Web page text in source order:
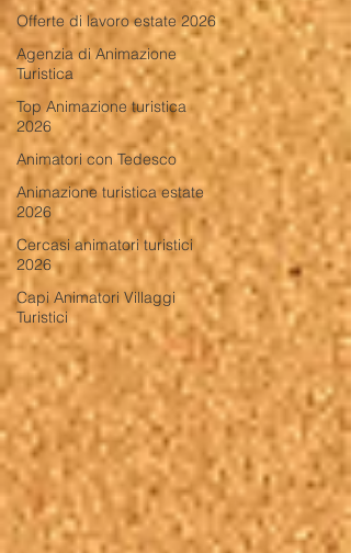
Offerte di lavoro estate 2026
Agenzia di Animazione
Turistica
Top Animazione turistica
2026
Animatori con Tedesco
Animazione turistica estate
2026
Cercasi animatori turistici
2026
Capi Animatori Villaggi
Turistici